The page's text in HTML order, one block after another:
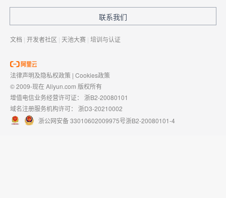
联系我们
文档 | 开发者社区 | 天池大赛 | 培训与认证
法律声明及隐私权政策 | Cookies政策
© 2009-现在 Aliyun.com 版权所有
增值电信业务经营许可证： 浙B2-20080101
域名注册服务机构许可： 浙D3-20210002
浙公网安备 33010602009975号浙B2-20080101-4